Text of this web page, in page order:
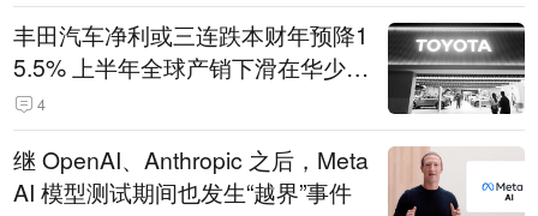
丰田汽车净利或三连跌本财年预降1
5.5% 上半年全球产销下滑在华少卖
14.3万辆
4
继 OpenAI、Anthropic 之后，Meta
AI 模型测试期间也发生“越界”事件